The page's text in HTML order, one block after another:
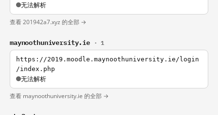
无法解析
查看 201942a7.xyz 的全部 →
maynoothuniversity.ie · 1
https://2019.moodle.maynoothuniversity.ie/login
/index.php
无法解析
查看 maynoothuniversity.ie 的全部 →